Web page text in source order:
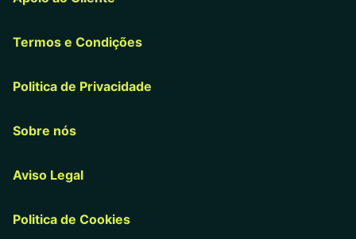
Termos e Condições
Politica de Privacidade
Sobre nós
Aviso Legal
Politica de Cookies